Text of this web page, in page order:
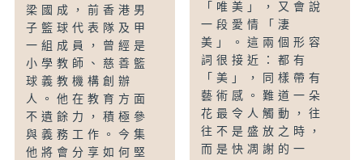
梁國成，前香港男
子籃球代表隊及甲
一組成員，曾經是
小學教師、慈善籃
球義教機構創辦
人。他在教育方面
不遺餘力，積極參
與義務工作。今集
他將會分享如何堅
「唯美」，又會說
一段愛情「淒
美」。這兩個形容
詞很接近：都有
「美」，同樣帶有
藝術感。難道一朵
花最令人觸動，往
往不是盛放之時，
而是快凋謝的一